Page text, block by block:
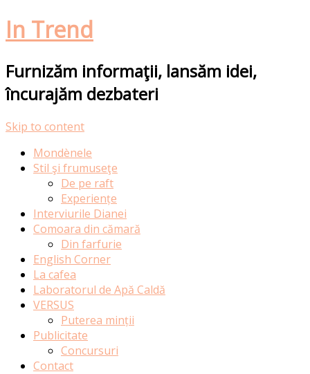
In Trend
Furnizăm informaţii, lansăm idei,
încurajăm dezbateri
Skip to content
Mondènele
Stil şi frumuseţe
De pe raft
Experiențe
Interviurile Dianei
Comoara din cămară
Din farfurie
English Corner
La cafea
Laboratorul de Apă Caldă
VERSUS
Puterea minții
Publicitate
Concursuri
Contact